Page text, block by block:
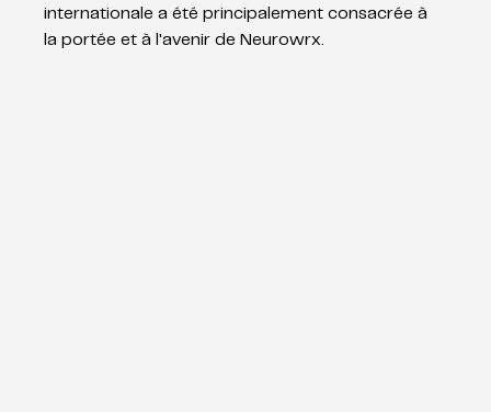
internationale a été principalement consacrée à
la portée et à l'avenir de Neurowrx.